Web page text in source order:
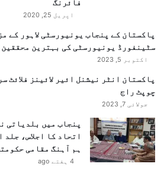
فائرنگ
اپریل 25, 2020
پاکستان کے پنجاب یونیورسٹی لاہور کے
سٹینفورڈ یونیورسٹی کی بہترین
اکتوبر 5, 2023
پاکستان انٹر نیشنل ائیر لائینز فلائٹ
چوپٹ راج
جولائی 7, 2023
پنجاب میں بلدیاتی
اتحاد کا اجلاس،
ہم آہنگ مقامی
4 ہفتے ago